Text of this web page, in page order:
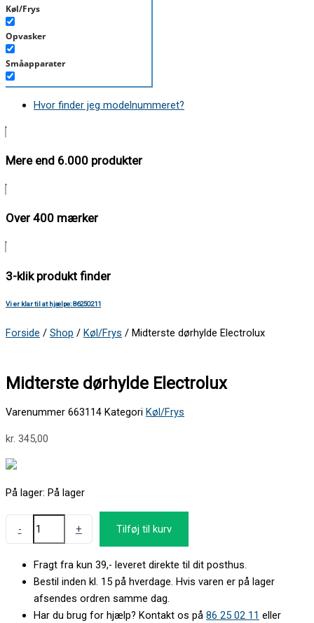
Køl/Frys
Opvasker
Småapparater
Støvsuger
Hvor finder jeg modelnummeret?
Mere end 6.000 produkter
Over 400 mærker
3-klik produkt finder
Vi er klar til at hjælpe: 86250211
Forside / Shop / Køl/Frys / Midterste dørhylde Electrolux
Midterste dørhylde Electrolux
Varenummer 663114 Kategori Køl/Frys
kr. 345,00
På lager: På lager
- + Tilføj til kurv
Fragt fra kun 39,- leveret direkte til dit posthus.
Bestil inden kl. 15 på hverdage. Hvis varen er på lager
afsendes ordren samme dag.
Har du brug for hjælp? Kontakt os på 86 25 02 11 eller